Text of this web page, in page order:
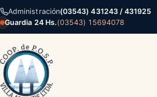
Administración(03543) 431243 / 431925
Guardia 24 Hs.(03543) 15694078